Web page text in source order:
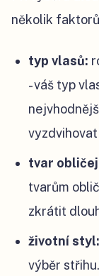
několik
typ vlasů:
- váš typ
tvar
tvarům
zkrátit
životní styl:
výběr